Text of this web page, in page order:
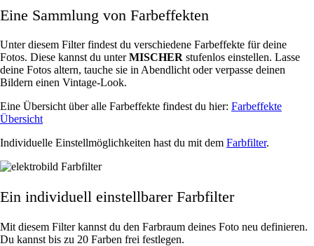
Eine Sammlung von Farbeffekten
Unter diesem Filter findest du verschiedene Farbeffekte für deine
Fotos. Diese kannst du unterMISCHER stufenlos einstellen. Lasse
deine Fotos altern, tauche sie in Abendlicht oder verpasse deinen
Bildern einen Vintage-Look.
Eine Übersicht über alle Farbeffekte findest du hier: Farbeffekte
Übersicht
Individuelle Einstellmöglichkeiten hast du mit dem Farbfilter.
Ein individuell einstellbarer Farbfilter
Mit diesem Filter kannst du den Farbraum deines Foto neu definieren.
Du kannst bis zu 20 Farben frei festlegen.